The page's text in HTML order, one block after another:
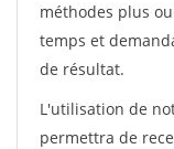
méthodes plus
temps et
de résultat.
L'utilisation de
permettra de